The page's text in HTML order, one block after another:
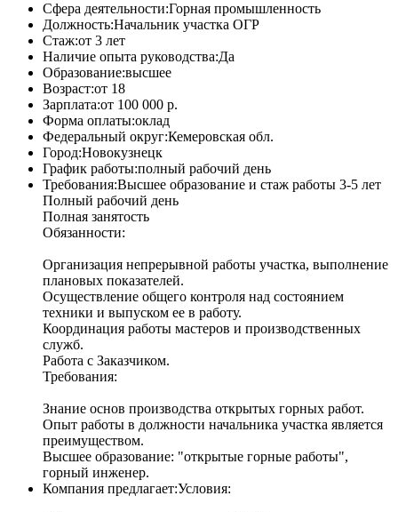
Сфера деятельности:Горная промышленность
Должность:Начальник участка ОГР
Стаж:от 3 лет
Наличие опыта руководства:Да
Образование:высшее
Возраст:от 18
Зарплата:от 100 000 р.
Форма оплаты:оклад
Федеральный округ:Кемеровская обл.
Город:Новокузнецк
График работы:полный рабочий день
Требования:Высшее образование и стаж работы 3-5 лет
Полный рабочий день
Полная занятость
Обязанности:
Организация непрерывной работы участка, выполнение
плановых показателей.
Осуществление общего контроля над состоянием
техники и выпуском ее в работу.
Координация работы мастеров и производственных
служб.
Работа с Заказчиком.
Требования:
Знание основ производства открытых горных работ.
Опыт работы в должности начальника участка является
преимуществом.
Высшее образование: "открытые горные работы",
горный инженер.
Компания предлагает:Условия: